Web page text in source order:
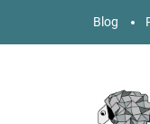
obsah
Blog